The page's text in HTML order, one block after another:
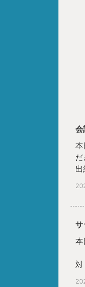
会
本
サ
本